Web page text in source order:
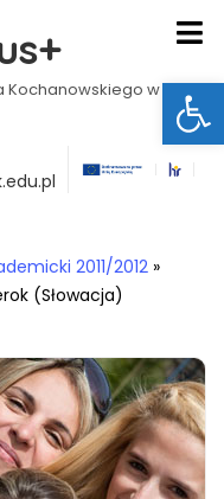
Kochanowskiego w
2011/2012 »
(Słowacja)